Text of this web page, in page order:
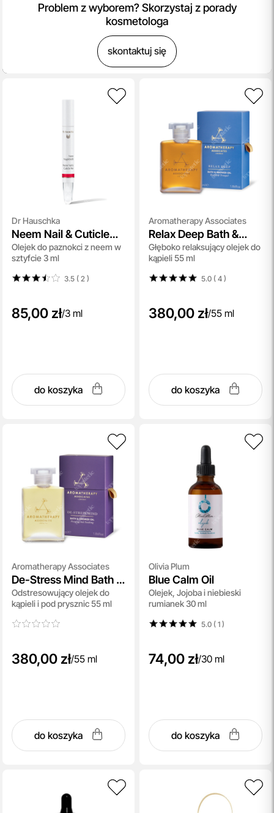
Problem z wyborem? Skorzystaj z porady
kosmetologa
skontaktuj się
Dr Hauschka
Neem Nail & Cuticle
Pen
Olejek do paznokci z neem w
sztyfcie 3 ml
3.5 ( 2 )
85,00 zł/3 ml
do koszyka
Aromatherapy Associates
Relax Deep Bath &
Shower Oil
Głęboko relaksujący olejek do
kąpieli 55 ml
5.0 ( 4)
380,00 zł/55 ml
do koszyka
Aromatherapy Associates
De-Stress Mind Bath &
Shower Oil
Odstresowujący olejek do
kąpieli i pod prysznic 55 ml
380,00 zł/55 ml
do koszyka
Olivia Plum
Blue Calm Oil
Olejek, Jojoba i niebieski
rumianek 30 ml
5.0 ( 1)
74,00 zł/30 ml
do koszyka